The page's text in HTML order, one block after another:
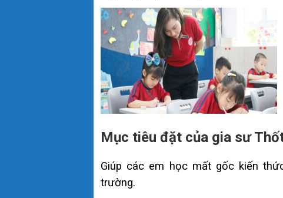
Mục tiêu đặt của gia sư
Giúp các em học mất gốc kiến
trường.